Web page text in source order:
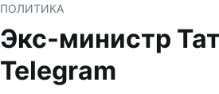
ПОЛИТИКА
Экс-министр
Telegram